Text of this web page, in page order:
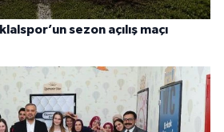
sezon açılış maçı